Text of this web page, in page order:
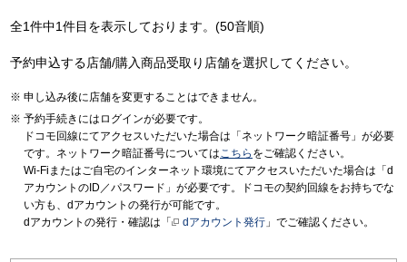
全1件中1件目を表示しております。(50音順)
予約申込する店舗/購入商品受取り店舗を選択してください。
申し込み後に店舗を変更することはできません。
予約手続きにはログインが必要です。
ドコモ回線にてアクセスいただいた場合は「ネットワーク暗証番号」が必要
です。ネットワーク暗証番号についてはこちら をご確認ください。
Wi-Fiまたはご自宅のインターネット環境にてアクセスいただいた場合は「d
アカウントのID／パスワード」が必要です。ドコモの契約回線をお持ちでな
い方も、dアカウントの発行が可能です。
dアカウントの発行・確認は「
dアカウント発行 」でご確認ください。